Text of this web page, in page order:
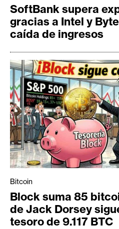
SoftBank supera
gracias a Intel y
caída de ingresos
Bitcoin
Block suma 85
de Jack Dorsey
tesoro de 9.117 BTC